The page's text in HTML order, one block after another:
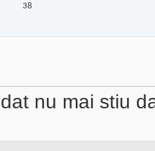
38
nu mai stiu